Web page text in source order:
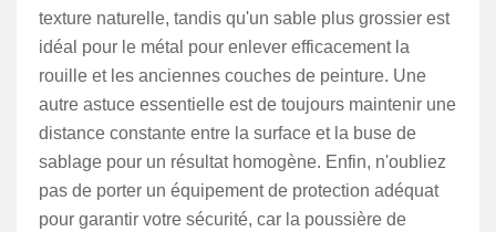
texture naturelle, tandis qu'un sable plus grossier est
idéal pour le métal pour enlever efficacement la
rouille et les anciennes couches de peinture. Une
autre astuce essentielle est de toujours maintenir une
distance constante entre la surface et la buse de
sablage pour un résultat homogène. Enfin, n'oubliez
pas de porter un équipement de protection adéquat
pour garantir votre sécurité, car la poussière de